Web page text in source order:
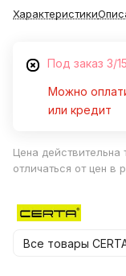
Характеристики
Под заказ 3/
Можно
или кредит
Цена
отличаться от цен в
Все товары